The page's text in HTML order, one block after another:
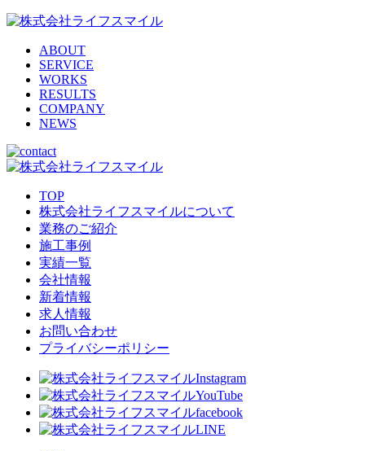
ABOUT
SERVICE
WORKS
RESULTS
COMPANY
NEWS
TOP
株式会社ライフスマイルについて
業務のご紹介
施工事例
実績一覧
会社情報
新着情報
求人情報
お問い合わせ
プライバシーポリシー